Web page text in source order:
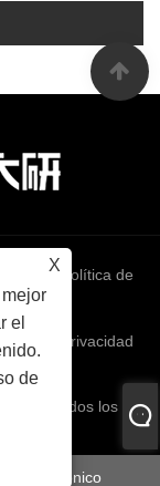
X
el
de
electrónico
política de
privacidad
Ltd. Todos los